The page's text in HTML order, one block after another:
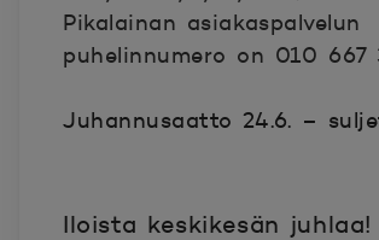
Pikalainan asiakaspalvelun
puhelinnumero on 010 667
Juhannusaatto 24.6. –
Iloista keskikesän juhlaa!